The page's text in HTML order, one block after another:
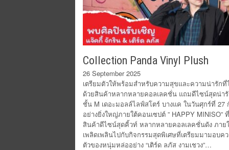
Collection Panda Vinyl Plush
26 September 2025
เตรียมตัวให้พร้อมสำหรับความสุขและความน่ารัก
ด้วยสินค้าหลากหลายคอลเลคชั่น แถมดีไซน์สุดน่า
ชั้น M เดอะมอลล์ไลฟ์สโตร์ บางแค ในวันศุกร์ที่
อย่างยิ่งใหญ่ภายใต้คอนเซปต์ ” HAPPY
สินค้าดีไซน์สุดคิ้วท์ หลากหลายคอลเลคชั่นดัง ภา
เพลิดเพลินไปกับกิจกรรมสุดพิเศษที่เตรียมมามอบ
ตัวของหนุ่มหล่ออย่าง “เติร์ด ลภัส งามเชวง”…